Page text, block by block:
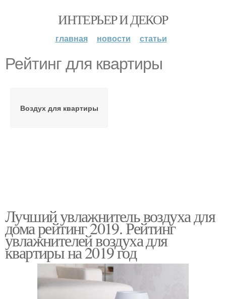
ИНТЕРЬЕР И ДЕКОР
главная новости статьи
Рейтинг для квартиры
Воздух для квартиры
Лучший увлажнитель воздуха для
дома рейтинг 2019. Рейтинг
увлажнителей воздуха для
квартиры на 2019 год